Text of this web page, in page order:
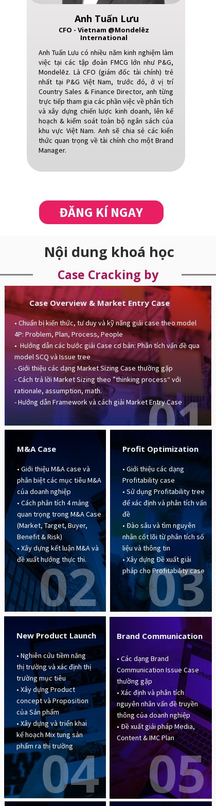
ĐĂNG KÍ NGAY
Anh Tuấn Lưu có nhiều năm kinh nghiệm làm
việc tại các tập đoàn FMCG lớn như P&G,
Mondelēz. Là CFO (giám đốc tài chính) trẻ
nhất tại P&G Việt Nam, trước đó, ở vị trí
Country Sales & Finance Director, anh từng
trực tiếp tham gia các phần việc về phân tích
và xây dựng chiến lược kinh doanh, lên kế
hoạch & kiểm soát toàn bộ ngân sách của
khu vực Việt Nam. Anh sẽ chia sẻ các kiến
thức quan trọng về tài chính cho một Brand
Manager.
Anh Tuấn Lưu
CFO - Vietnam @Mondelēz
International
Nội dung khoá học
• Nghiên cứu tiềm năng
thị trường và xác định thị
trường mục tiêu
• Xây dựng Product
concept và Proposition
của Sản phẩm
• Xây dựng và triển khai
kế hoạch Mix tung sản
phẩm ra thị trường
New Product Launch
04
• Giới thiệu M&A case và
phân biệt các mục tiêu M&A
của doanh nghiệp
• Cách phân tích 4 mảng
quan trọng trong M&A Case
(Market, Target, Buyer,
Benefit & Risk)
• Xây dựng kết luận M&A và
đề xuất hướng thực thi.
M&A Case
02
• Chuẩn bị kiến thức, tư duy và kỹ năng giải case theo model
4P: Problem, Plan, Process, People
• Hướng dẫn các bước giải Case cơ bản: Phân tích vấn đề qua
model SCQ và Issue tree
- Giới thiệu các dạng Market Sizing Case thường gặp
- Cách trả lời Market Sizing theo ”thinking process“ với
rationale, assumption, math.
- Hướng dẫn Framework và cách giải Market Entry Case
Case Overview & Market Entry Case
01
• Giới thiệu các dạng
Profitability case
• Sử dụng Profitability tree
để xác định và phân tích vấn
đề
• Đào sâu và tìm nguyên
nhân cốt lõi từ phân tích số
liệu và thông tin
• Xây dựng Đề xuất giải
pháp cho Profitability case
Profit Optimization
03
• Các dạng Brand
Communication Issue Case
thường gặp
• Xác định và phân tích
nguyên nhân vấn đề truyền
thông của doanh nghiệp
• Đề xuất giải pháp Media,
Content & IMC Plan
Brand Communication
05
Case Cracking by
type